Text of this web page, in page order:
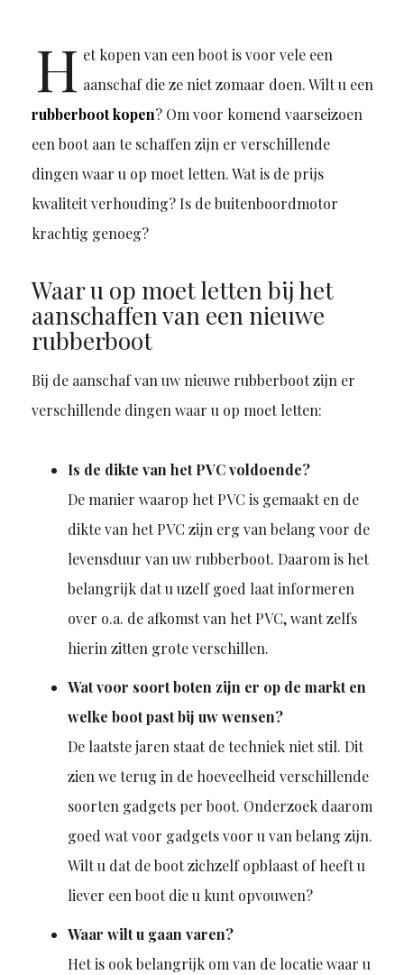
H et kopen van een boot is voor vele een
aanschaf die ze niet zomaar doen. Wilt u een
rubberboot kopen? Om voor komend vaarseizoen
een boot aan te schaffen zijn er verschillende
dingen waar u op moet letten. Wat is de prijs
kwaliteit verhouding? Is de buitenboordmotor
krachtig genoeg?
Waar u op moet letten bij het
aanschaffen van een nieuwe
rubberboot
Bij de aanschaf van uw nieuwe rubberboot zijn er
verschillende dingen waar u op moet letten:
Is de dikte van het PVC voldoende?
De manier waarop het PVC is gemaakt en de
dikte van het PVC zijn erg van belang voor de
levensduur van uw rubberboot. Daarom is het
belangrijk dat u uzelf goed laat informeren
over o.a. de afkomst van het PVC, want zelfs
hierin zitten grote verschillen.
Wat voor soort boten zijn er op de markt en
welke boot past bij uw wensen?
De laatste jaren staat de techniek niet stil. Dit
zien we terug in de hoeveelheid verschillende
soorten gadgets per boot. Onderzoek daarom
goed wat voor gadgets voor u van belang zijn.
Wilt u dat de boot zichzelf opblaast of heeft u
liever een boot die u kunt opvouwen?
Waar wilt u gaan varen?
Het is ook belangrijk om van de locatie waar u